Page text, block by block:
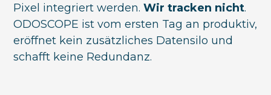
Pixel integriert werden.Wir tracken nicht.
ODOSCOPE ist vom ersten Tag an produktiv,
eröffnet kein zusätzliches Datensilo und
schafft keine Redundanz.